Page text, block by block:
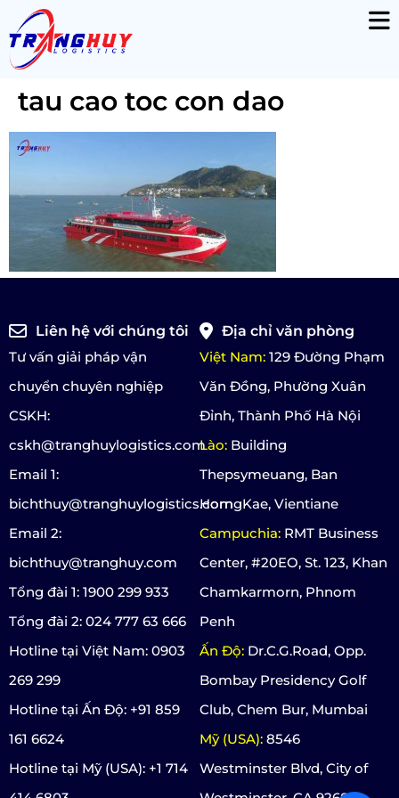
tau cao toc con dao
Liên hệ với chúng tôi
Tư vấn giải pháp vận
chuyển chuyên nghiệp
CSKH:
cskh@tranghuylogistics.com
Email 1:
bichthuy@tranghuylogistics.com
Email 2:
bichthuy@tranghuy.com
Tổng đài 1: 1900 299 933
Tổng đài 2: 024 777 63 666
Hotline tại Việt Nam: 0903
269 299
Hotline tại Ấn Độ: +91 859
161 6624
Hotline tại Mỹ (USA): +1 714
Địa chỉ văn phòng
Việt Nam: 129 Đường Phạm
Văn Đồng, Phường Xuân
Đỉnh, Thành Phố Hà Nội
Lào: Building
Thepsymeuang, Ban
HorngKae, Vientiane
Campuchia: RMT Business
Center, #20EO, St. 123, Khan
Chamkarmorn, Phnom
Penh
Ấn Độ: Dr.C.G.Road, Opp.
Bombay Presidency Golf
Club, Chem Bur, Mumbai
Mỹ (USA): 8546
Westminster Blvd, City of